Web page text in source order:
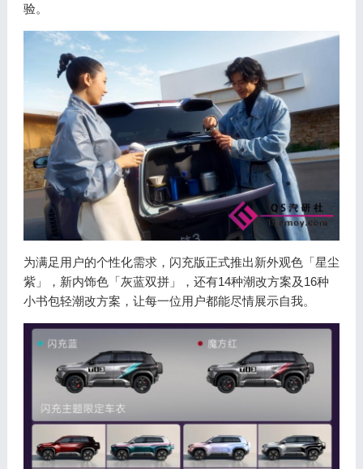
验。
为满足用户的个性化需求，闪充版正式推出新外观色「星尘
紫」，新内饰色「灰蓝双拼」，还有14种潮改方案及16种
小书包轻潮改方案，让每一位用户都能尽情展示自我。